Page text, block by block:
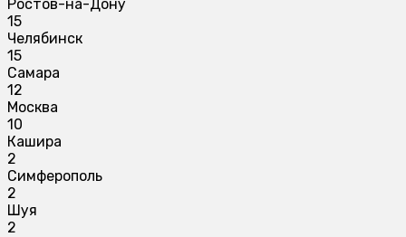
Ростов-на-Дону
15
Челябинск
15
Самара
12
Москва
10
Кашира
2
Симферополь
2
Шуя
2